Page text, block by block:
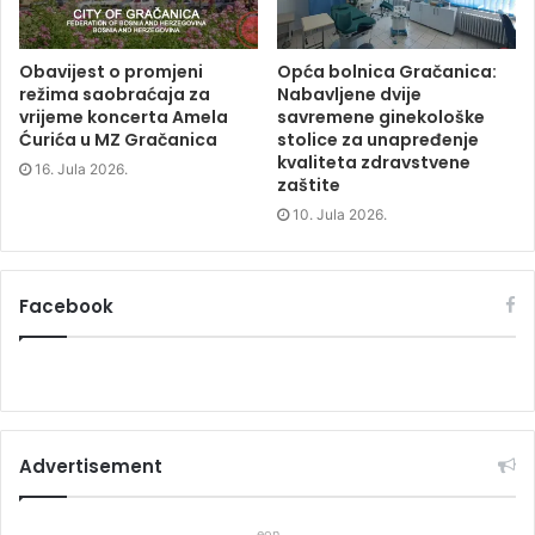
Obavijest o promjeni
režima saobraćaja za
vrijeme koncerta Amela
Ćurića u MZ Gračanica
16. Jula 2026.
Opća bolnica Gračanica:
Nabavljene dvije
savremene ginekološke
stolice za unapređenje
kvaliteta zdravstvene
zaštite
10. Jula 2026.
Facebook
Advertisement